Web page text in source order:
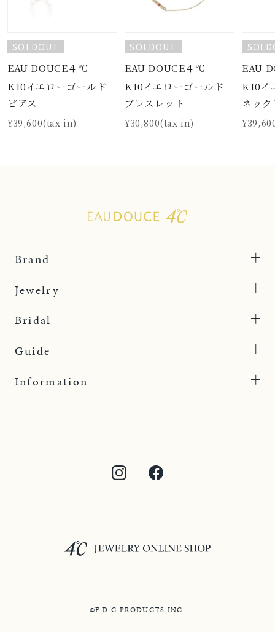
SOLDOUT
EAU DOUCE４℃
K10イエローゴールド
ピアス
¥39,600(tax in)
SOLDOUT
EAU DOUCE４℃
K10イエローゴールド
ブレスレット
¥30,800(tax in)
EAU
K10イ
ネッ
Brand
Jewelry
Bridal
Guide
Information
©F.D.C.PRODUCTS INC.